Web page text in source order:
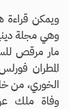
ويمكن قراءة
وهي مجلة
مار مرقص
المطران
الخوري، من
وفاة ملك